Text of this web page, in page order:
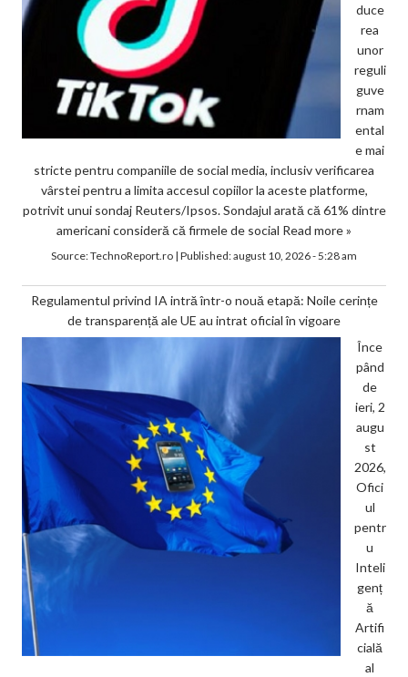
duce
rea
unor
reguli
guve
rnam
ental
e mai
stricte pentru companiile de social media, inclusiv verificarea
vârstei pentru a limita accesul copiilor la aceste platforme,
potrivit unui sondaj Reuters/Ipsos. Sondajul arată că 61% dintre
americani consideră că firmele de social Read more »
Source:TechnoReport.ro | Published:august 10, 2026 - 5:28 am
Regulamentul privind IA intră într-o nouă etapă: Noile cerințe
de transparență ale UE au intrat oficial în vigoare
Înce
pând
de
ieri, 2
augu
st
2026,
Ofici
ul
pentr
u
Inteli
genț
ă
Artifi
cială
al